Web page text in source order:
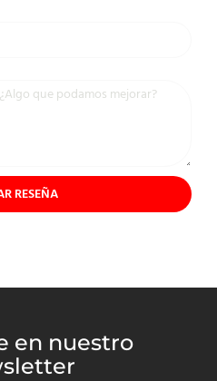
RESEÑA
en nuestro